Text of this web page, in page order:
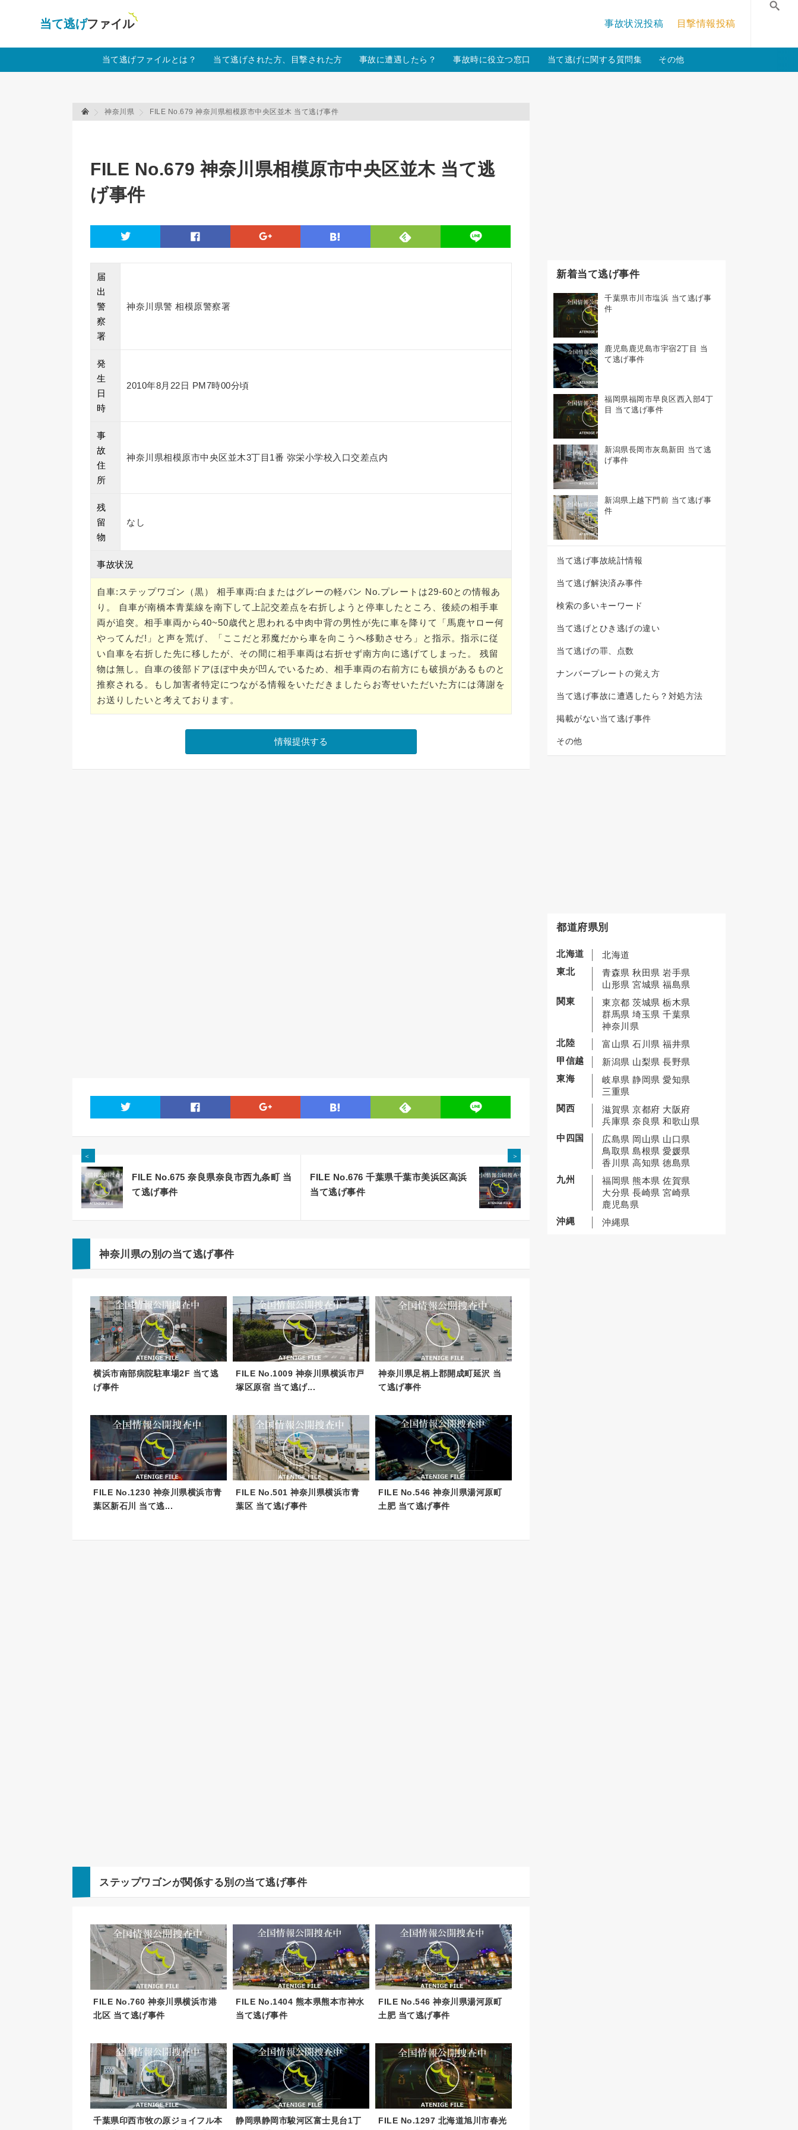
: Undefined array key "amp" in
事故状況投稿 目撃情報投稿
当て逃げファイルとは？ 当て逃げされた方、目撃された方 事故に遭遇したら？ 事故時に役立つ窓口 当て逃げに関する質問集 その他
当て逃げファイル 当て逃げファイル
神奈川県 FILE No.679 神奈川県相模原市中央区並木 当て逃げ事件
FILE No.679 神奈川県相模原市中央区並木 当て逃
げ事件
twitter line
届
出
警
察
署
神奈川県警 相模原警察署
発
生
日
時
2010年8月22日 PM7時00分頃
事
故
住
所
神奈川県相模原市中央区並木3丁目1番 弥栄小学校入口交差点内
残
留
物
なし
事故状況
自車:ステップワゴン（黒） 相手車両:白またはグレーの軽バン No.プレートは29-60との情報あ
り。 自車が南橋本青葉線を南下して上記交差点を右折しようと停車したところ、後続の相手車
両が追突。相手車両から40~50歳代と思われる中肉中背の男性が先に車を降りて「馬鹿ヤロー何
やってんだ!」と声を荒げ、「ここだと邪魔だから車を向こうへ移動させろ」と指示。指示に従
い自車を右折した先に移したが、その間に相手車両は右折せず南方向に逃げてしまった。 残留
物は無し。自車の後部ドアほぼ中央が凹んでいるため、相手車両の右前方にも破損があるものと
推察される。もし加害者特定につながる情報をいただきましたらお寄せいただいた方には薄謝を
お送りしたいと考えております。
twitter line
＜
FILE No.675 奈良県奈良市西九条町 当
て逃げ事件
＞
FILE No.676 千葉県千葉市美浜区高浜
当て逃げ事件
神奈川県の別の当て逃げ事件
横浜市南部病院駐車場2F 当て逃
げ事件
FILE No.1009 神奈川県横浜市戸
塚区原宿 当て逃げ...
神奈川県足柄上郡開成町延沢 当
て逃げ事件
FILE No.1230 神奈川県横浜市青
葉区新石川 当て逃...
FILE No.501 神奈川県横浜市青
葉区 当て逃げ事件
FILE No.546 神奈川県湯河原町
土肥 当て逃げ事件
ステップワゴンが関係する別の当て逃げ事件
FILE No.760 神奈川県横浜市港
北区 当て逃げ事件
FILE No.1404 熊本県熊本市神水
当て逃げ事件
FILE No.546 神奈川県湯河原町
土肥 当て逃げ事件
千葉県印西市牧の原ジョイフル本
静岡県静岡市駿河区富士見台1丁
FILE No.1297 北海道旭川市春光
新着当て逃げ事件
千葉県市川市塩浜 当て逃げ事
件
鹿児島鹿児島市宇宿2丁目 当
て逃げ事件
福岡県福岡市早良区西入部4丁
目 当て逃げ事件
新潟県長岡市灰島新田 当て逃
げ事件
新潟県上越下門前 当て逃げ事
件
当て逃げ事故統計情報
当て逃げ解決済み事件
検索の多いキーワード
当て逃げとひき逃げの違い
当て逃げの罪、点数
ナンバープレートの覚え方
当て逃げ事故に遭遇したら？対処方法
掲載がない当て逃げ事件
その他
都道府県別
北海道
北海道
東北
青森県 秋田県 岩手県
山形県 宮城県 福島県
関東
東京都 茨城県 栃木県
群馬県 埼玉県 千葉県
神奈川県
北陸
富山県 石川県 福井県
甲信越
新潟県 山梨県 長野県
東海
岐阜県 静岡県 愛知県
三重県
関西
滋賀県 京都府 大阪府
兵庫県 奈良県 和歌山県
中四国
広島県 岡山県 山口県
鳥取県 島根県 愛媛県
香川県 高知県 徳島県
九州
福岡県 熊本県 佐賀県
大分県 長崎県 宮崎県
鹿児島県
沖縄
沖縄県